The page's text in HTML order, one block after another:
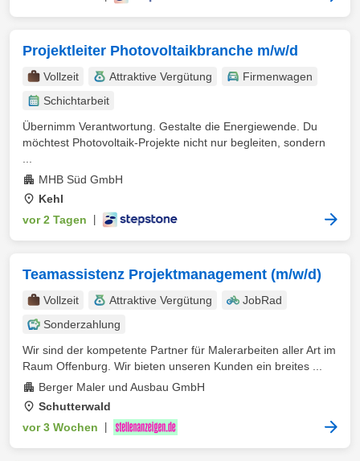
Projektleiter Photovoltaikbranche m/w/d
Vollzeit Attraktive Vergütung
Firmenwagen
Schichtarbeit
Übernimm Verantwortung. Gestalte die Energiewende. Du
möchtest Photovoltaik-Projekte nicht nur begleiten, sondern
MHB Süd GmbH
Kehl
vor 2 Tagen
Teamassistenz Projektmanagement (m/w/d)
Vollzeit Attraktive Vergütung
JobRad
Sonderzahlung
Wir sind der kompetente Partner für Malerarbeiten aller Art im
Raum Offenburg. Wir bieten unseren Kunden ein breites ...
Berger Maler und Ausbau GmbH
Schutterwald
vor 3 Wochen